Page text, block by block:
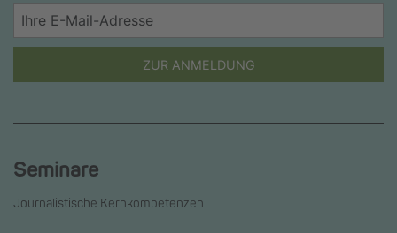
ZUR ANMELDUNG
Seminare
Journalistische Kernkompetenzen